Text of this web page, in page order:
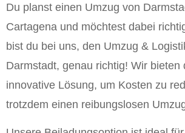
Du planst einen Umzug von
Cartagena und möchtest dabei
bist du bei uns, den Umzug &
Darmstadt, genau richtig! Wir bieten
innovative Lösung, um Kosten zu
trotzdem einen reibungslosen